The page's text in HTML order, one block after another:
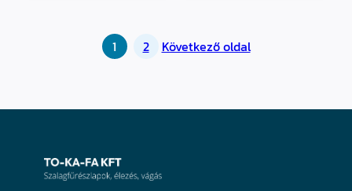
1 2 Következő oldal